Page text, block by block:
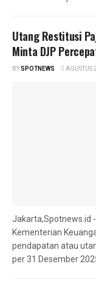
Utang Restitusi
Minta DJP
BYSPOTNEWS AGUSTUS
Jakarta,Spotnews.id
Kementerian
pendapatan atau
per 31 Desember